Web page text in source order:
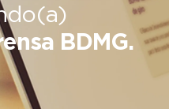
BDMG.